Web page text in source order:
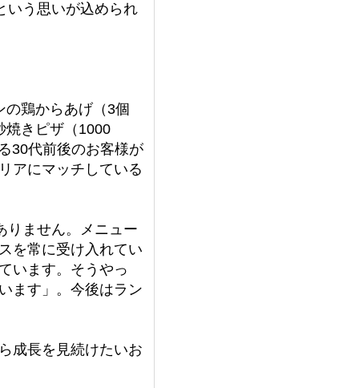
いう思いが込められ
鶏からあげ（3個
焼きピザ（1000
30代前後のお客様が
アにマッチしている
りません。メニュー
を常に受け入れてい
います。そうやっ
ます」。今後はラン
成長を見続けたいお